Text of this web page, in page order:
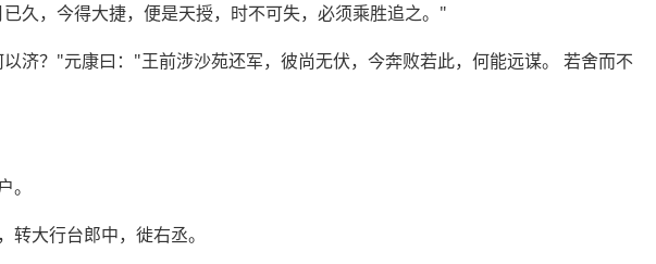
久，今得大捷，便是天授，时不可失，必须乘胜追之。"
济？"元康曰："王前涉沙苑还军，彼尚无伏，今奔败若此，何能远谋。 若舍而不
。
转大行台郎中，徙右丞。